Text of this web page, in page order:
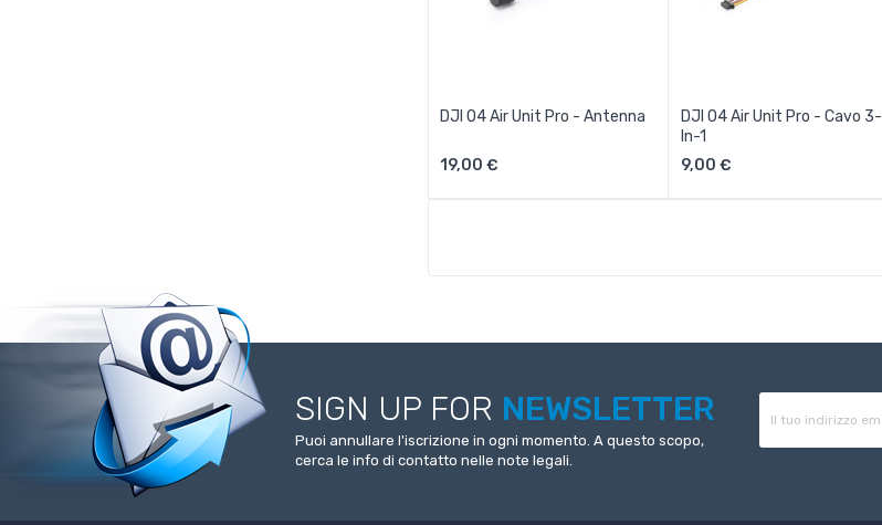
DJI O4 Air Unit Pro - Antenna
19,00 €
DJI O4 Air Unit Pro - Cavo 3-
In-1
9,00 €
SIGN UP FOR NEWSLETTER
Puoi annullare l'iscrizione in ogni momento. A questo scopo,
cerca le info di contatto nelle note legali.